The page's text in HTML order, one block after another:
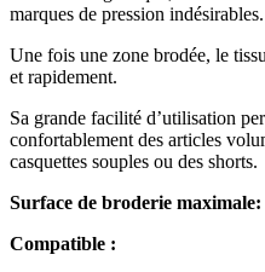
marques de pression indésirables.
Une fois une zone brodée, le
et rapidement.
Sa grande facilité d’utilisation
confortablement des articles
casquettes souples ou des shorts.
Surface de broderie maximale:
Compatible :